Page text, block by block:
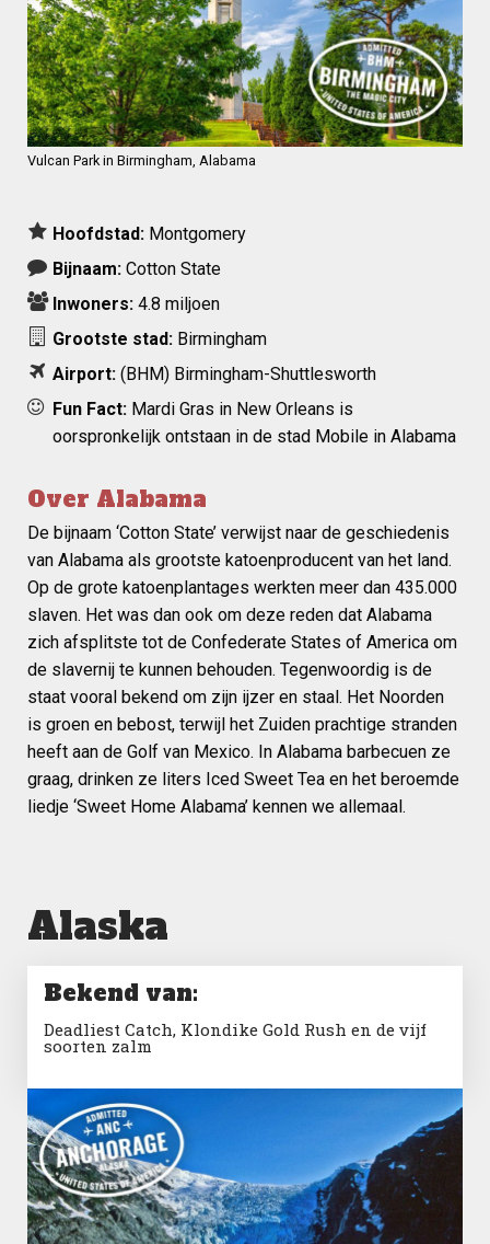
Vulcan Park in Birmingham, Alabama
Hoofdstad: Montgomery
Bijnaam: Cotton State
Inwoners: 4.8 miljoen
Grootste stad: Birmingham
Airport: (BHM) Birmingham-Shuttlesworth
Fun Fact: Mardi Gras in New Orleans is
oorspronkelijk ontstaan in de stad Mobile in Alabama
Over Alabama
De bijnaam ‘Cotton State’ verwijst naar de geschiedenis
van Alabama als grootste katoenproducent van het land.
Op de grote katoenplantages werkten meer dan 435.000
slaven. Het was dan ook om deze reden dat Alabama
zich afsplitste tot de Confederate States of America om
de slavernij te kunnen behouden. Tegenwoordig is de
staat vooral bekend om zijn ijzer en staal. Het Noorden
is groen en bebost, terwijl het Zuiden prachtige stranden
heeft aan de Golf van Mexico. In Alabama barbecuen ze
graag, drinken ze liters Iced Sweet Tea en het beroemde
liedje ‘Sweet Home Alabama’ kennen we allemaal.
Alaska
Bekend van:
Deadliest Catch, Klondike Gold Rush en de vijf
soorten zalm